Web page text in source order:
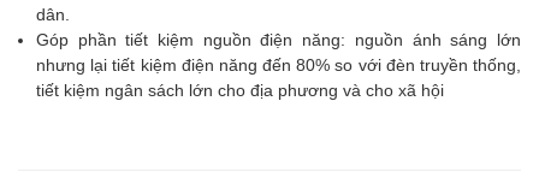
dân.
Góp phần tiết kiệm nguồn điện năng: nguồn ánh sáng lớn
nhưng lại tiết kiệm điện năng đến 80% so với đèn truyền thống,
tiết kiệm ngân sách lớn cho địa phương và cho xã hội